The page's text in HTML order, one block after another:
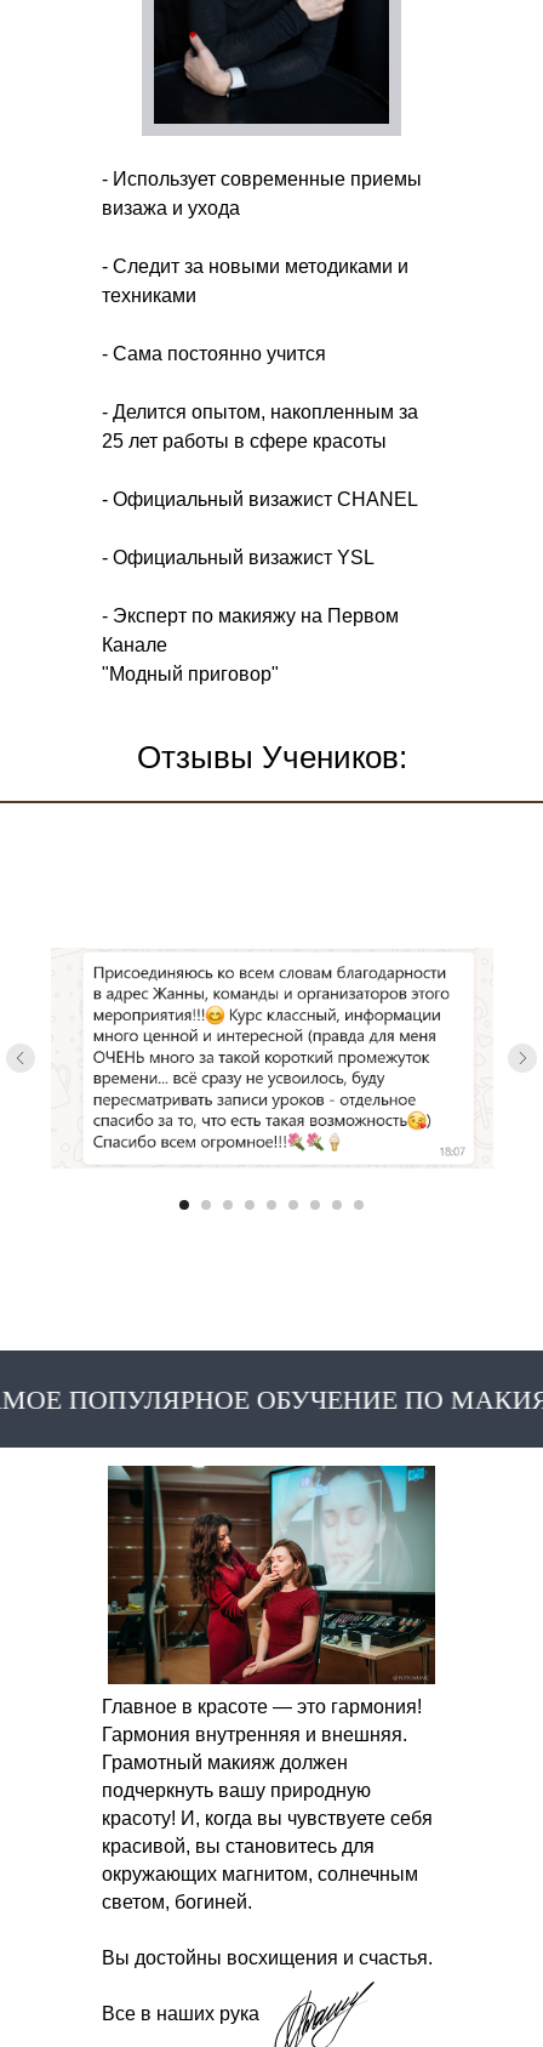
- Использует современные приемы
визажа и ухода
- Следит за новыми методиками и
техниками
- Сама постоянно учится
- Делится опытом, накопленным за
25 лет работы в сфере красоты
- Официальный визажист CHANEL
- Официальный визажист YSL
- Эксперт по макияжу на Первом
Канале
"Модный приговор"
Отзывы Учеников:
ОБУЧЕНИЕ ПО МАКИЯЖУ
Главное в красоте — это гармония!
Гармония внутренняя и внешняя.
Грамотный макияж должен
подчеркнуть вашу природную
красоту! И, когда вы чувствуете себя
красивой, вы становитесь для
окружающих магнитом, солнечным
светом, богиней.
Вы достойны восхищения и счастья.
Все в наших руках!